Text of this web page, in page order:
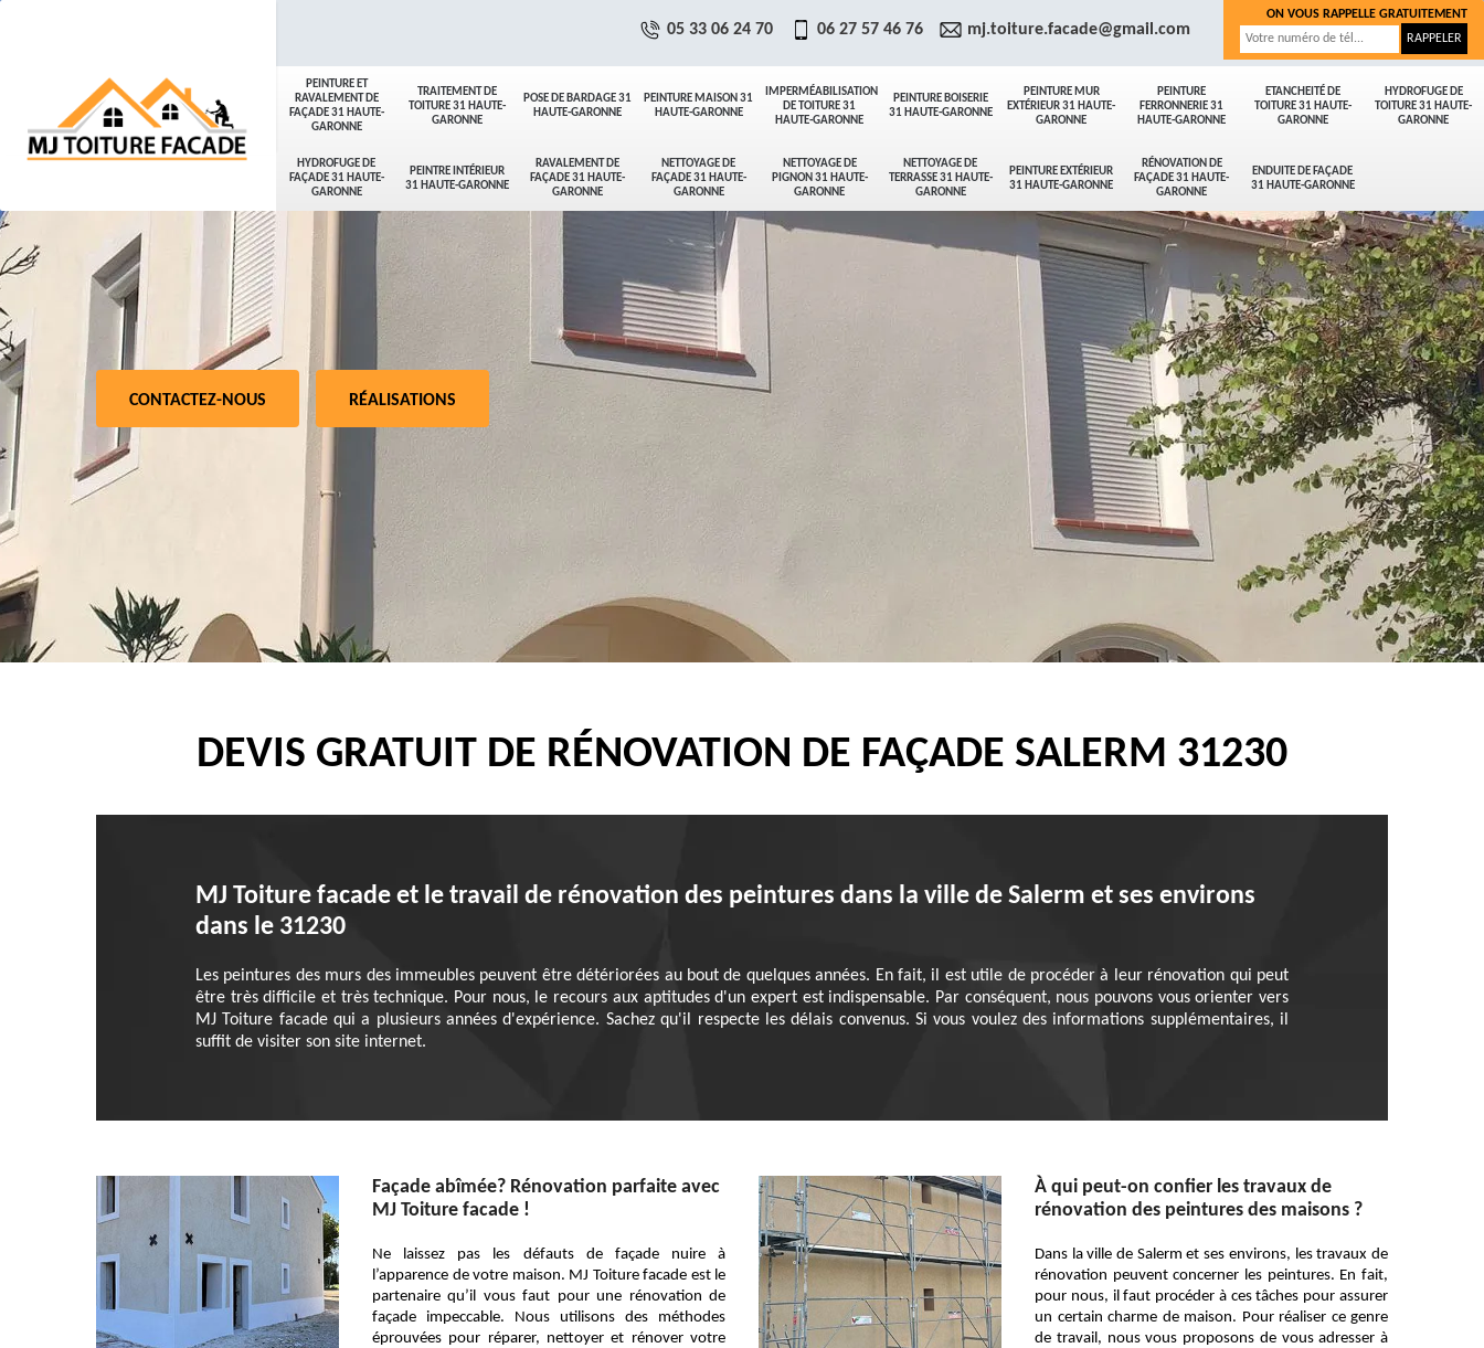
PEINTURE ET
RAVALEMENT DE
FAÇADE 31 HAUTE-
GARONNE
TRAITEMENT DE
TOITURE 31 HAUTE-
GARONNE
POSE DE BARDAGE 31
HAUTE-GARONNE
PEINTURE MAISON 31
HAUTE-GARONNE
IMPERMÉABILISATION
DE TOITURE 31
HAUTE-GARONNE
PEINTURE BOISERIE
31 HAUTE-GARONNE
PEINTURE MUR
EXTÉRIEUR 31 HAUTE-
GARONNE
PEINTURE
FERRONNERIE 31
HAUTE-GARONNE
ETANCHEITÉ DE
TOITURE 31 HAUTE-
GARONNE
HYDROFUGE DE
TOITURE 31 HAUTE-
GARONNE
HYDROFUGE DE
FAÇADE 31 HAUTE-
GARONNE
PEINTRE INTÉRIEUR
31 HAUTE-GARONNE
RAVALEMENT DE
FAÇADE 31 HAUTE-
GARONNE
NETTOYAGE DE
FAÇADE 31 HAUTE-
GARONNE
NETTOYAGE DE
PIGNON 31 HAUTE-
GARONNE
NETTOYAGE DE
TERRASSE 31 HAUTE-
GARONNE
PEINTURE EXTÉRIEUR
31 HAUTE-GARONNE
RÉNOVATION DE
FAÇADE 31 HAUTE-
GARONNE
ENDUITE DE FAÇADE
31 HAUTE-GARONNE
05 33 06 24 70 06 27 57 46 76 mj.toiture.facade@gmail.com
ON VOUS RAPPELLE GRATUITEMENT
CONTACTEZ-NOUS RÉALISATIONS
DEVIS GRATUIT DE RÉNOVATION DE FAÇADE SALERM 31230
MJ Toiture facade et le travail de rénovation des peintures dans la ville de Salerm et ses environs
dans le 31230
Les peintures des murs des immeubles peuvent être détériorées au bout de quelques années. En fait, il est utile de procéder à leur rénovation qui peut
être très difficile et très technique. Pour nous, le recours aux aptitudes d'un expert est indispensable. Par conséquent, nous pouvons vous orienter vers
MJ Toiture facade qui a plusieurs années d'expérience. Sachez qu'il respecte les délais convenus. Si vous voulez des informations supplémentaires, il
suffit de visiter son site internet.
Façade abîmée? Rénovation parfaite avec
MJ Toiture facade !
Ne laissez pas les défauts de façade nuire à
l’apparence de votre maison. MJ Toiture facade est le
partenaire qu’il vous faut pour une rénovation de
façade impeccable. Nous utilisons des méthodes
éprouvées pour réparer, nettoyer et rénover votre
À qui peut-on confier les travaux de
rénovation des peintures des maisons ?
Dans la ville de Salerm et ses environs, les travaux de
rénovation peuvent concerner les peintures. En fait,
pour nous, il faut procéder à ces tâches pour assurer
un certain charme de maison. Pour réaliser ce genre
de travail, nous vous proposons de vous adresser à